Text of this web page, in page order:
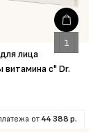
лица
с" Dr.
от44 388 р.